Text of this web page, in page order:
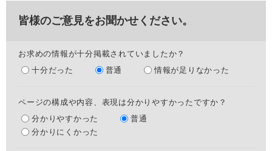
皆様のご意見をお聞かせください。
お求めの情報が十分掲載されていましたか？
十分だった
普通 情報が足りなかった
ページの構成や内容、表現は分かりやすかったですか？
分かりやすかった
普通
分かりにくかった